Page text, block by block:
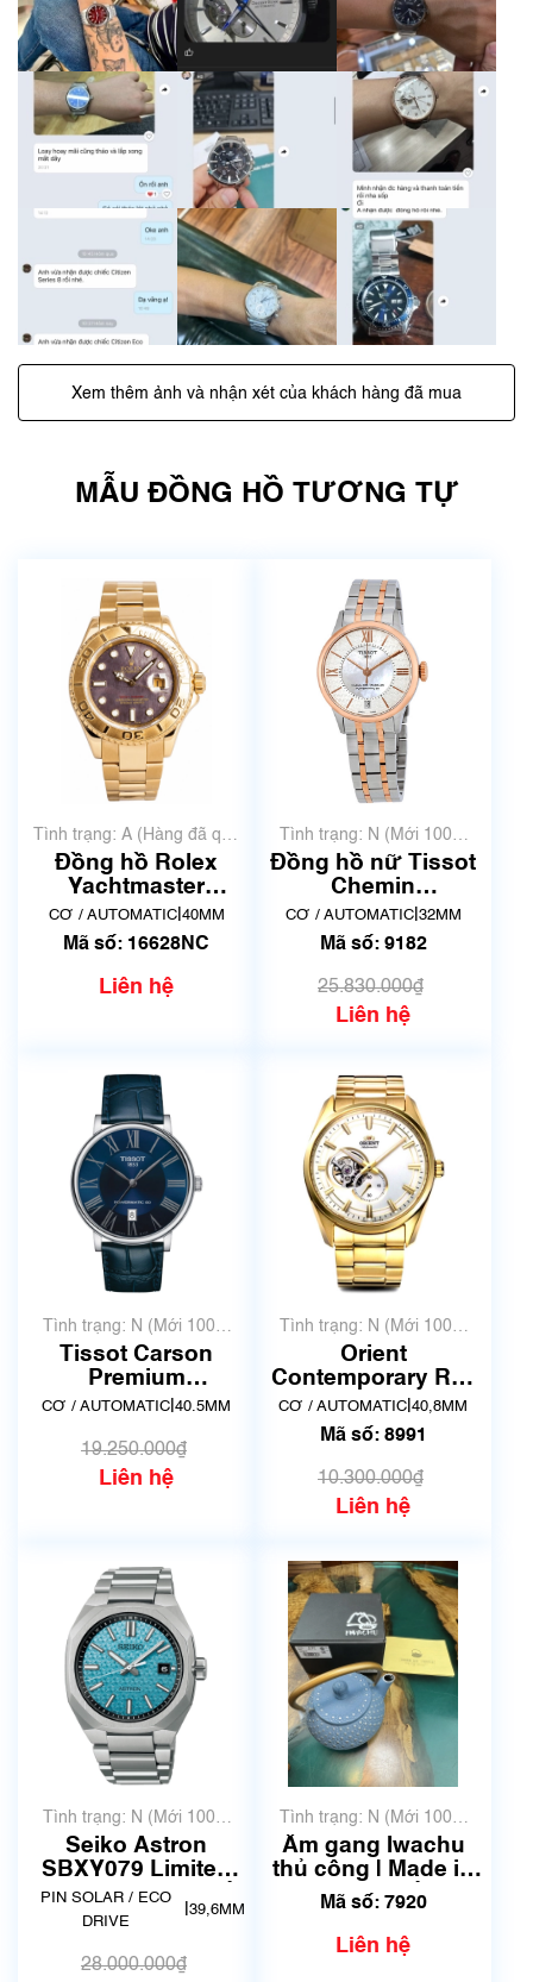
Xem thêm ảnh và nhận xét của khách hàng đã mua
MẪU ĐỒNG HỒ TƯƠNG TỰ
Tình trạng: A (Hàng đã qua
sử dụng nhưng rất đẹp,
không có xước)
Đồng hồ Rolex
Yachtmaster
16628NC
CƠ / AUTOMATIC| 40MM
Mã số: 16628NC
Liên hệ
Tình trạng: N (Mới 100%
chưa qua sử dụng)
Đồng hồ nữ Tissot
Chemin
DeTourelles
Powermatic 80
| Mã số 9182
CƠ / AUTOMATIC| 32MM
Mã số: 9182
25.830.000₫
Liên hệ
Tình trạng: N (Mới 100%
chưa qua sử dụng)
Tissot Carson
Premium
Powermatic 80
| New
CƠ / AUTOMATIC 40.5MM
19.250.000₫
Liên hệ
Tình trạng: N (Mới 100%
chưa qua sử dụng)
Orient
Contemporary RN-
AR0007S | F6S2-
UAA0 | Mã số 8991
CƠ / AUTOMATIC 40,8MM
Mã số: 8991
10.300.000₫
Liên hệ
Tình trạng: N (Mới 100%
chưa qua sử dụng)
Seiko Astron
SBXY079 Limited
600 | Hàng đang về
PIN SOLAR / ECO
DRIVE
39,6MM
28.000.000₫
Tình trạng: N (Mới 100%
chưa qua sử dụng)
Ấm gang Iwachu
thủ công | Made in
Japan | Mã số 7920
Mã số: 7920
Liên hệ